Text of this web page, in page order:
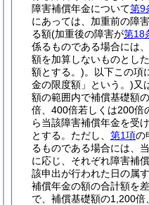
障害補償年金について第9
にあっては、加重前の障
る額(加重後の障害が第18
係るものである場合には、
額を加算しないものとし
額とする。)。以下この項
金の限度額」という。)又
額の範囲内で補償基礎額
倍、400倍若しくは200倍
ら当該障害補償年金を受
とする。 ただし、 第1項の
るものである場合には、
に応じ、それぞれ障害補
該申出が行われた日の属
補償年金の額の合計額を
で、補償基礎額の1,200